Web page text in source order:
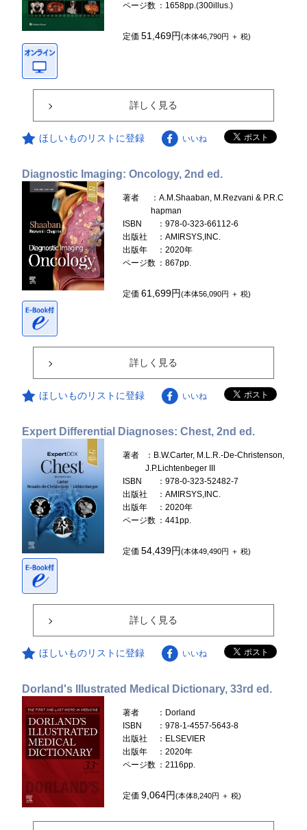
ページ数 ：1658pp.(300illus.)
定価51,469円(本体46,790円 ＋ 税)
詳しく見る
ほしいものリストに登録 いいね
Diagnostic Imaging: Oncology, 2nd ed.
著者
：A.M.Shaaban, M.Rezvani & P.R.C
hapman
ISBN
：978-0-323-66112-6
出版社
：AMIRSYS,INC.
出版年
：2020年
ページ数 ：867pp.
定価61,699円(本体56,090円 ＋ 税)
詳しく見る
ほしいものリストに登録 いいね
Expert Differential Diagnoses: Chest, 2nd ed.
著者
：B.W.Carter, M.L.R.-De-Christenson,
J.P.Lichtenbeger III
ISBN
：978-0-323-52482-7
出版社
：AMIRSYS,INC.
出版年
：2020年
ページ数 ：441pp.
定価54,439円(本体49,490円 ＋ 税)
詳しく見る
ほしいものリストに登録 いいね
Dorland's Illustrated Medical Dictionary, 33rd ed.
著者
：Dorland
ISBN
：978-1-4557-5643-8
出版社
：ELSEVIER
出版年
：2020年
ページ数 ：2116pp.
定価9,064円(本体8,240円 ＋ 税)